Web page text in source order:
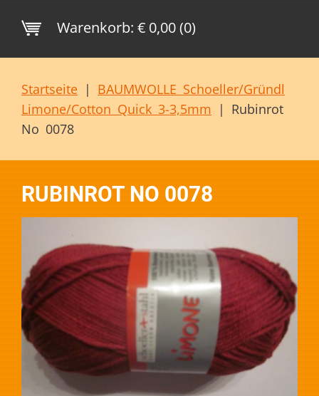
Warenkorb: € 0,00 (0)
Startseite | BAUMWOLLE Schoeller/Gründl
Limone/Cotton Quick 3-3,5mm | Rubinrot
No 0078
RUBINROT NO 0078